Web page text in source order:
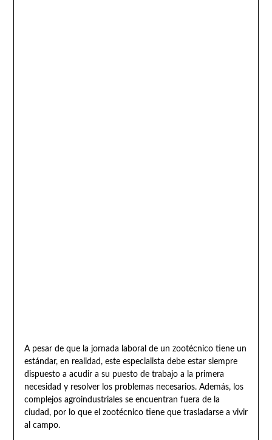
A pesar de que la jornada laboral de un zootécnico tiene un
estándar, en realidad, este especialista debe estar siempre
dispuesto a acudir a su puesto de trabajo a la primera
necesidad y resolver los problemas necesarios. Además, los
complejos agroindustriales se encuentran fuera de la
ciudad, por lo que el zootécnico tiene que trasladarse a vivir
al campo.